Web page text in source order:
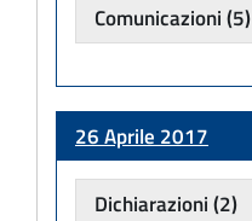
Comunicazioni(5)
26 Aprile 2017
Dichiarazioni(2)